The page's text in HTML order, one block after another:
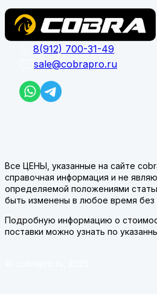
8(912) 700-31-49
sale@cobrapro.ru
Все ЦЕНЫ, указанные на сайте
справочная информация и не
определяемой положениями
быть изменены в любое время
Подробную информацию о
поставки можно узнать по